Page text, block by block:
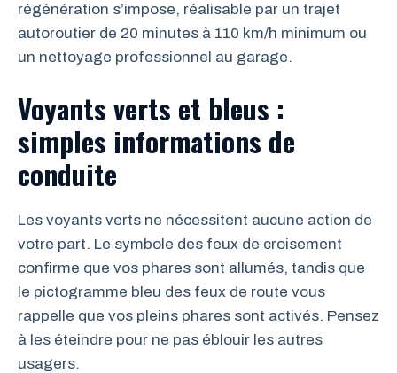
régénération s’impose, réalisable par un trajet
autoroutier de 20 minutes à 110 km/h minimum ou
un nettoyage professionnel au garage.
Voyants verts et bleus :
simples informations de
conduite
Les voyants verts ne nécessitent aucune action de
votre part. Le symbole des feux de croisement
confirme que vos phares sont allumés, tandis que
le pictogramme bleu des feux de route vous
rappelle que vos pleins phares sont activés. Pensez
à les éteindre pour ne pas éblouir les autres
usagers.